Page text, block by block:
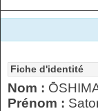
Fiche d'identité
Nom :
Prénom :